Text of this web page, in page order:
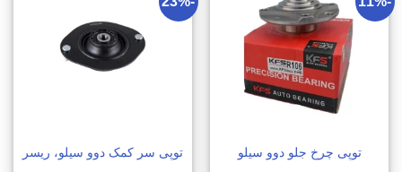
توپی چرخ جلو دوو سیلو توپی سر کمک دوو سیلو، ریسر